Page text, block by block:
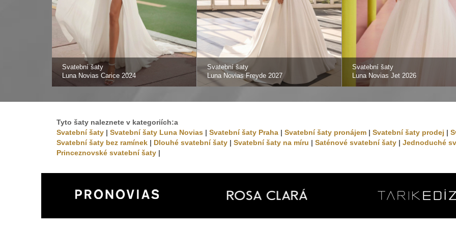
Svatební šaty
Luna Novias Carice 2024
Svatební šaty
Luna Novias Freyde 2027
Svatební šaty
Luna Novias Jet 2026
Tyto šaty naleznete v kategoriích:a
Svatební šaty | Svatební šaty Luna Novias | Svatební šaty Praha | Svatební šaty pronájem | Svatební šaty prodej |
Svatební šaty bez ramínek | Dlouhé svatební šaty | Svatební šaty na míru | Saténové svatební šaty | Jednoduché
Princeznovské svatební šaty |